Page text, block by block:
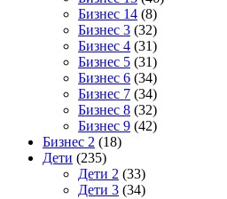
Бизнес 14 (8)
Бизнес 3 (32)
Бизнес 4 (31)
Бизнес 5 (31)
Бизнес 6 (34)
Бизнес 7 (34)
Бизнес 8 (32)
Бизнес 9 (42)
Бизнес 2 (18)
Дети (235)
Дети 2 (33)
Дети 3 (34)